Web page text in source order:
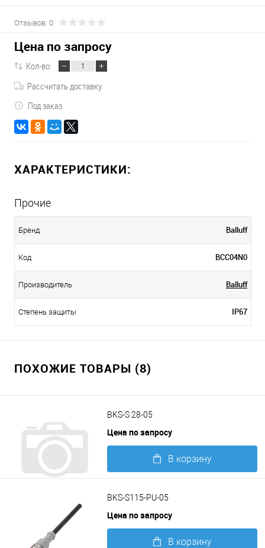
Отзывов: 0
Цена по запросу
Кол-во:
Рассчитать доставку
Под заказ
ХАРАКТЕРИСТИКИ:
Прочие
Бренд Balluff
Код BCC04N0
Производитель Balluff
Степень защиты IP67
ПОХОЖИЕ ТОВАРЫ (8)
BKS-S 28-05
Цена по запросу
В корзину
BKS-S115-PU-05
Цена по запросу
В корзину